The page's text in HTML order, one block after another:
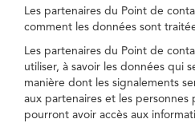
Les partenaires du Point de
comment les données sont
Les partenaires du Point de
utiliser, à savoir les données qui
manière dont les signalements
aux partenaires et les personnes
pourront avoir accès aux